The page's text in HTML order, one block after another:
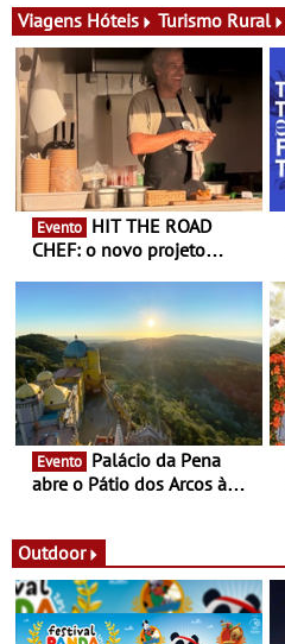
exclusiva
Viagens Hóteis Turismo Rural
Evento
CHEF: o novo projeto
Queiroz Ribeiro - Um novo
conceito gastronómico
itinerante que percorre
Portugal
Evento
abre o Pátio dos Arcos à
Outdoor